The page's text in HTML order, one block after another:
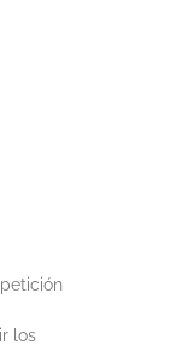
los